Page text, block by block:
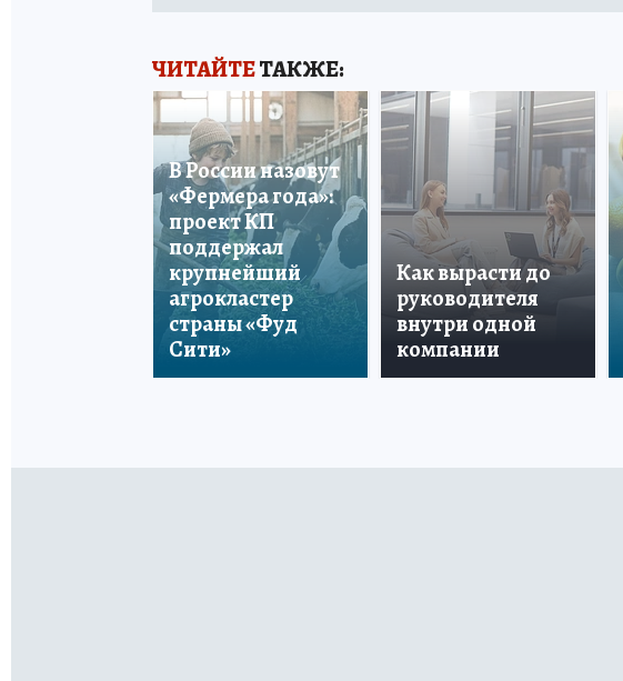
ЧИТАЙТЕТАКЖЕ:
В России назовут
«Фермера года»:
проект КП
поддержал
крупнейший
агрокластер
страны «Фуд
Сити»
Как вырасти до
руководителя
внутри одной
компании